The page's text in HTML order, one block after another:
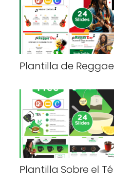
Plantilla de Reggae
Plantilla Sobre el Té